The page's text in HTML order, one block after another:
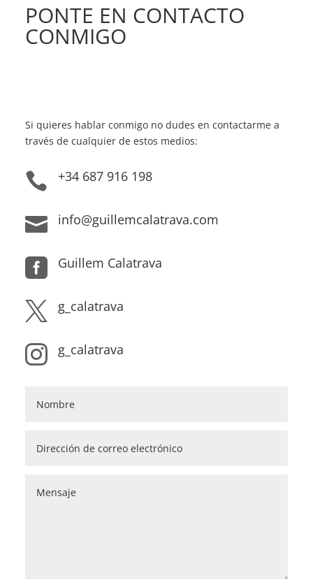
PONTE EN CONTACTO
CONMIGO
Si quieres hablar conmigo no dudes en contactarme a
través de cualquier de estos medios:
 +34 687 916 198
 info@guillemcalatrava.com
 Guillem Calatrava
 g_calatrava
 g_calatrava